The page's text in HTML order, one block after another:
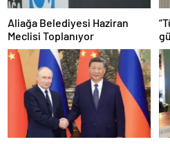
Aliağa Belediyesi Haziran
Meclisi Toplanıyor